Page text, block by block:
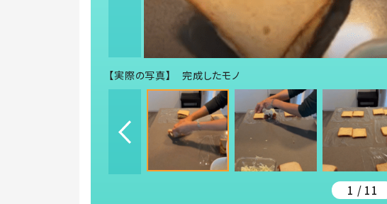
【実際の写真】 完成したモノ
1 / 11